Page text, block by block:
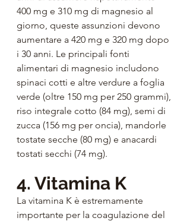
400 mg e 310 mg di magnesio al
giorno, queste assunzioni devono
aumentare a 420 mg e 320 mg dopo
i 30 anni. Le principali fonti
alimentari di magnesio includono
spinaci cotti e altre verdure a foglia
verde (oltre 150 mg per 250 grammi),
riso integrale cotto (84 mg), semi di
zucca (156 mg per oncia), mandorle
tostate secche (80 mg) e anacardi
tostati secchi (74 mg).
4. Vitamina K
La vitamina K è estremamente
importante per la coagulazione del